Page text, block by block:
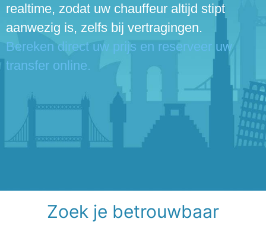
realtime, zodat uw chauffeur altijd stipt
aanwezig is, zelfs bij vertragingen.
Bereken direct uw prijs en reserveer uw
transfer online.
Zoek je betrouwbaar